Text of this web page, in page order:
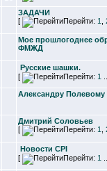
ЗАДАЧИ
[
Перейти: 1
Мое прошлогоднее
ФМЖД
Русские шашки.
[
Перейти: 1
Александру Полевому
Дмитрий Соловьев
[
Перейти: 1
Новости CPI
[
Перейти: 1